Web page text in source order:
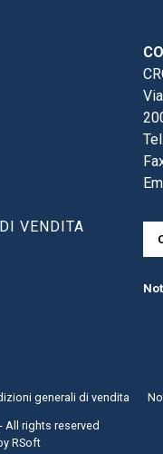
VENDITA
generali di vendita
All rights reserved
RSoft